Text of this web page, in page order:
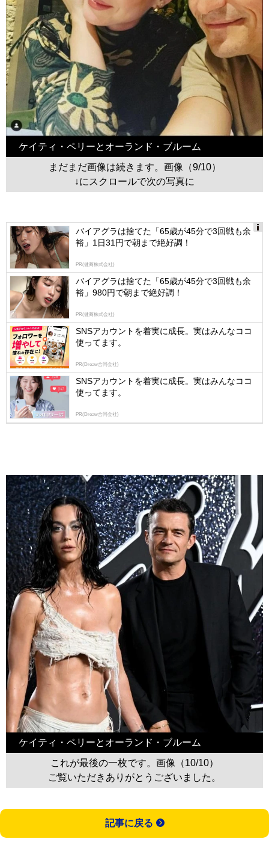
ケイティ・ペリーとオーランド・ブルーム
まだまだ画像は続きます。画像（9/10）
↓にスクロールで次の写真に
バイアグラは捨てた「65歳が45分で3回戦も余
裕」1日31円で朝まで絶好調！
PR(健商株式会社)
バイアグラは捨てた「65歳が45分で3回戦も余
裕」980円で朝まで絶好調！
PR(健商株式会社)
SNSアカウントを着実に成長。実はみんなココ
使ってます。
PR(Dreaw合同会社)
SNSアカウントを着実に成長。実はみんなココ
使ってます。
PR(Dreaw合同会社)
ケイティ・ペリーとオーランド・ブルーム
これが最後の一枚です。画像（10/10）
ご覧いただきありがとうございました。
記事に戻る